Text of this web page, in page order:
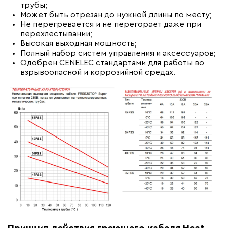
трубы;
Может быть отрезан до нужной длины по месту;
Не перегревается и не перегорает даже при
перехлестывании;
Высокая выходная мощность;
Полный набор систем управления и аксессуаров;
Одобрен CENELEC стандартами для работы во
взрывоопасной и коррозийной средах.